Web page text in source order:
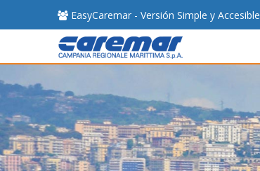
EasyCaremar - Versión Simple y Accesible